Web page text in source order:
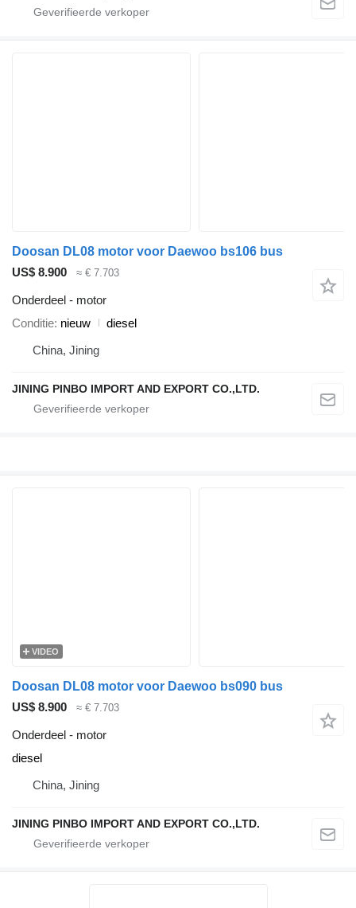
Doosan DL08 motor voor Daewoo bs106 bus
US$ 8.900
≈ € 7.703
Onderdeel - motor
Conditie nieuw
diesel
China, Jining
JINING PINBO IMPORT AND EXPORT CO.,LTD.
VIDEO
Doosan DL08 motor voor Daewoo bs090 bus
US$ 8.900
≈ € 7.703
Onderdeel - motor
diesel
China, Jining
JINING PINBO IMPORT AND EXPORT CO.,LTD.